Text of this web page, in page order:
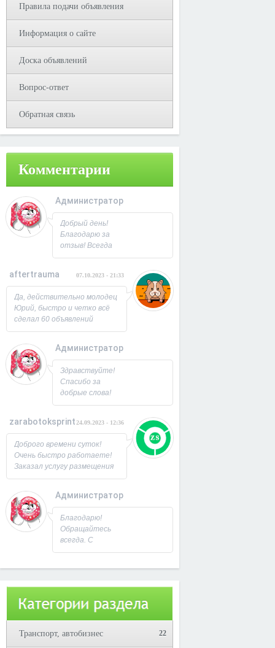
Правила подачи объявления
Информация о сайте
Доска объявлений
Вопрос-ответ
Обратная связь
Комментарии
Администратор
08.10.2023 - 09:31
Добрый день!
Благодарю за
отзыв! Всегда
рад
С Уважением,
aftertrauma 07.10.2023 - 21:33
Да, действительно молодец
Юрий, быстро и четко всё
сделал 60 объявлений
разместил, всё работает,
страницы выросла в 2 раза
спасибо! Буду ещё
заказывать, советую!
Администратор
26.09.2023 - 07:33
Здравствуйте!
Спасибо за
добрые слова!
Всегда рад
пользователям.
просим!
Заходите ещё. С
Уважением,
Юрий!
zarabotoksprint 24.09.2023 - 12:36
Доброго времени суток!
Очень быстро работаете!
Заказал услугу размещения
объявления на 60 досок, за
исполнили! Большое
спасибо!
Администратор
22.09.2023 - 09:19
Благодарю!
Обращайтесь
всегда. С
Уважением,
Транспорт, автобизнес 22